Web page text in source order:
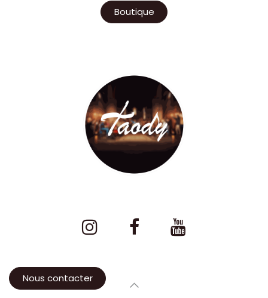
Boutique
Nous contacter